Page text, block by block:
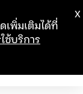
เพิ่มเติมได้ที่
ช้บริการ
X